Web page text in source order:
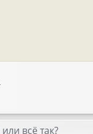
всё так?